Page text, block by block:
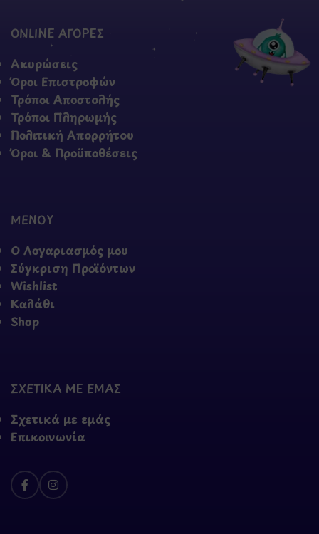
ONLINE ΑΓΟΡΕΣ
Ακυρώσεις
Όροι Επιστροφών
Τρόποι Αποστολής
Τρόποι Πληρωμής
Πολιτική Απορρήτου
Όροι & Προϋποθέσεις
ΜΕΝΟΥ
Ο Λογαριασμός μου
Σύγκριση Προϊόντων
Wishlist
Καλάθι
Shop
ΣΧΕΤΙΚΑ ΜΕ ΕΜΑΣ
Σχετικά με εμάς
Επικοινωνία